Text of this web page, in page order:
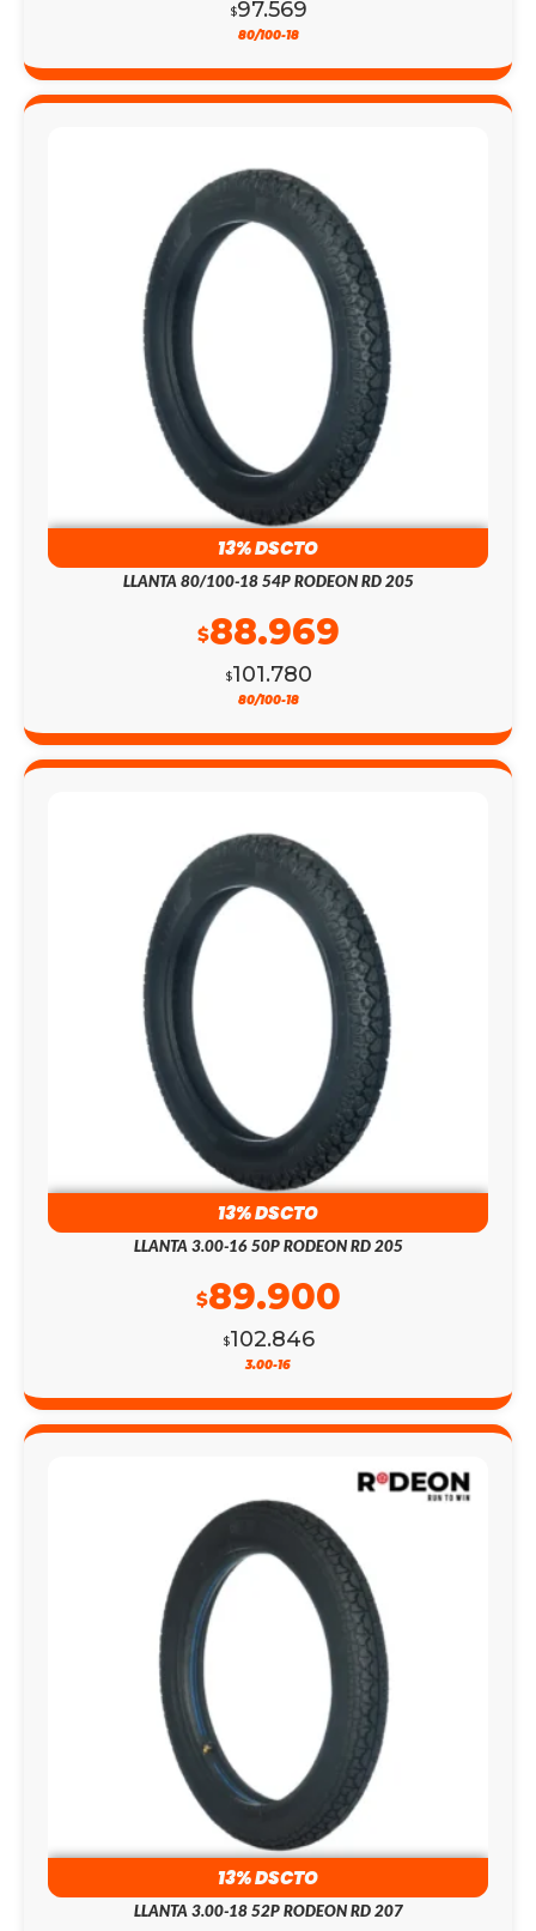
$97.569
80/100-18
13% DSCTO
LLANTA 80/100-18 54P RODEON RD 205
$101.780
$88.969
80/100-18
13% DSCTO
LLANTA 3.00-16 50P RODEON RD 205
$102.846
$89.900
3.00-16
13% DSCTO
LLANTA 3.00-18 52P RODEON RD 207